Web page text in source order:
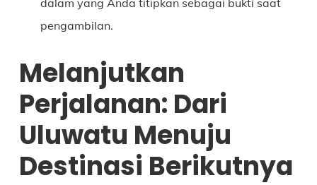
pengambilan.
Melanjutkan
Perjalanan: Dari
Uluwatu Menuju
Destinasi Berikutnya